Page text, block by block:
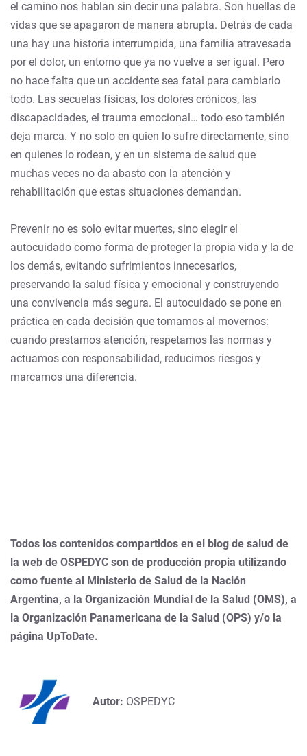
el camino nos hablan sin decir una palabra. Son huellas de
vidas que se apagaron de manera abrupta. Detrás de cada
una hay una historia interrumpida, una familia atravesada
por el dolor, un entorno que ya no vuelve a ser igual. Pero
no hace falta que un accidente sea fatal para cambiarlo
todo. Las secuelas físicas, los dolores crónicos, las
discapacidades, el trauma emocional… todo eso también
deja marca. Y no solo en quien lo sufre directamente, sino
en quienes lo rodean, y en un sistema de salud que
muchas veces no da abasto con la atención y
rehabilitación que estas situaciones demandan.
Prevenir no es solo evitar muertes, sino elegir el
autocuidado como forma de proteger la propia vida y la de
los demás, evitando sufrimientos innecesarios,
preservando la salud física y emocional y construyendo
una convivencia más segura. El autocuidado se pone en
práctica en cada decisión que tomamos al movernos:
cuando prestamos atención, respetamos las normas y
actuamos con responsabilidad, reducimos riesgos y
marcamos una diferencia.
Todos los contenidos compartidos en el blog de salud de
la web de OSPEDYC son de producción propia utilizando
como fuente al Ministerio de Salud de la Nación
Argentina, a la Organización Mundial de la Salud (OMS), a
la Organización Panamericana de la Salud (OPS) y/o la
página UpToDate.
Autor: OSPEDYC